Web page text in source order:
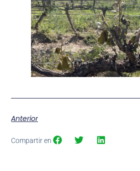
Anterior
Compartir en